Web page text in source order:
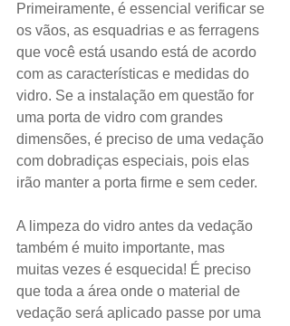
Primeiramente, é essencial verificar se
os vãos, as esquadrias e as ferragens
que você está usando está de acordo
com as características e medidas do
vidro. Se a instalação em questão for
uma porta de vidro com grandes
dimensões, é preciso de uma vedação
com dobradiças especiais, pois elas
irão manter a porta firme e sem ceder.
A limpeza do vidro antes da vedação
também é muito importante, mas
muitas vezes é esquecida! É preciso
que toda a área onde o material de
vedação será aplicado passe por uma